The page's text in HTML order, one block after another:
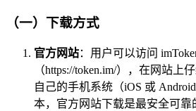
（一）下载方式
官方网站：用户可以访问
（https://token.im/），在网站上
自己的手机系统（iOS 或
本，官方网站下载是最安全可靠